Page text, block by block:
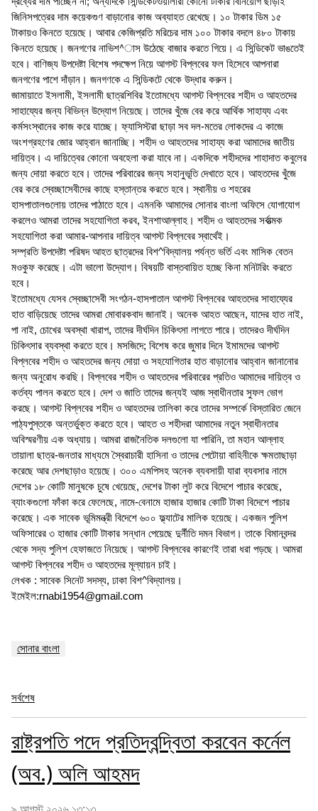
জিনিসপত্রের দাম কয়েকগুণ বাড়ানোর কাজ অব্যাহত রেখেছে। ১০ টাকার ডিম ১৫
টাকায়ও কিনতে হয়েছে। আবার কেজিপ্রতি মরিচের দাম ১০০ টাকার বদলে ৪৮০ টাকায়
কিনতে হয়েছে। জনগণের নাভিশ^াস উঠেছে বাজার করতে গিয়ে। এ সিন্ডিকেট ভাঙতেই
হবে। বাণিজ্য উপদেষ্টা বিশেষ পদক্ষেপ নিয়ে আগস্ট বিপ্লবের ফল হিসেবে আপনারা
জনগণের পাশে দাঁড়ান। জনগণকে এ সিন্ডিকটে থেকে উদ্ধার করুন।
জামায়াতে ইসলামী, ইসলামী ছাত্রশিবির ইতোমধ্যে আগস্ট বিপ্লবের শহীদ ও আহতদের
সাহায্যের জন্য বিভিন্ন উদ্যোগ নিয়েছে। তাদের খুঁজে বের করে আর্থিক সাহায্য এবং
কর্মসংস্থানের কাজ করে যাচ্ছে। ফ্যাসিস্টরা ছাড়া সব দল-মতের লোকদের এ কাজে
অংশগ্রহণের জোর আহ্বান জানাচ্ছি। শহীদ ও আহতদের সাহায্য করা আমাদের জাতীয়
দায়িত্ব। এ দায়িত্বের কোনো অবহেলা করা যাবে না। একদিকে শহীদদের শাহাদাত কবুলের
জন্য দোয়া করতে হবে। তাদের পরিবারের জন্য সহানুভূতি দেখাতে হবে। আহতদের খুঁজে
বের করে স্বেচ্ছাসেবীদের কাছে হস্তান্তর করতে হবে। স্থানীয় ও শহরের
হাসপাতালগুলোয় তাদের পাঠাতে হবে। এমনকি আমাদের সোনার বাংলা অফিসে যোগাযোগ
করলেও আমরা তাদের সহযোগিতা করব, ইনশাআল্লাহ। শহীদ ও আহতদের সর্বাত্মক
সহযোগিতা করা আমার-আপনার দায়িত্ব আগস্ট বিপ্লবের স্বার্থেই।
সম্প্রতি উপদেষ্টা পরিষদ আহত ছাত্রদের বিশ^বিদ্যালয় পর্যন্ত ভর্তি এবং মাসিক বেতন
মওকুফ করেছে। এটা ভালো উদ্যোগ। বিষয়টি বাস্তবায়িত হচ্ছে কিনা মনিটরিং করতে
হবে।
ইতোমধ্যে যেসব স্বেচ্ছাসেবী সংগঠন-হাসপাতাল আগস্ট বিপ্লবের আহতদের সাহায্যের
হাত বাড়িয়েছে তাদের আমরা মোবারকবাদ জানাই। অনেক আহত আছেন, যাদের হাত নাই,
পা নাই, চোখের অবস্থা খারাপ, তাদের দীর্ঘদিন চিকিৎসা লাগতে পারে। তাদেরও দীর্ঘদিন
চিকিৎসার ব্যবস্থা করতে হবে। মসজিদে; বিশেষ করে জুমার দিনে ইমামদের আগস্ট
বিপ্লবের শহীদ ও আহতদের জন্য দোয়া ও সহযোগিতার হাত বাড়ানোর আহ্বান জানানোর
জন্য অনুরোধ করছি। বিপ্লবের শহীদ ও আহতদের পরিবারের প্রতিও আমাদের দায়িত্ব ও
কর্তব্য পালন করতে হবে। দেশ ও জাতি তাদের জন্যই আজ স্বাধীনতার সুফল ভোগ
করছে। আগস্ট বিপ্লবের শহীদ ও আহতদের তালিকা করে তাদের সম্পর্কে বিস্তারিত জেনে
পাঠ্যপুস্তকে অন্তর্ভুক্ত করতে হবে। আহত ও শহীদরা আমাদের নতুন স্বাধীনতার
অবিস্মরণীয় এক অধ্যায়। আমরা রাজনৈতিক দলগুলো যা পারিনি, তা মহান আল্লাহ
তায়ালা ছাত্র-জনতার মাধ্যমে স্বৈরাচারী হাসিনা ও তাদের পেটোয়া বাহিনীকে ক্ষমতাছাড়া
করেছে আর দেশছাড়াও হয়েছে। ৩০০ এমপিসহ অনেক ব্যবসায়ী যারা ব্যবসার নামে
দেশের ১৮ কোটি মানুষকে চুষে খেয়েছে, দেশের টাকা লুট করে বিদেশে পাচার করেছে,
ব্যাংকগুলো ফাঁকা করে ফেলেছে, নামে-বেনামে হাজার হাজার কোটি টাকা বিদেশে পাচার
করেছে। এক সাবেক ভূমিমন্ত্রী বিদেশে ৬০০ ফ্ল্যাটের মালিক হয়েছে। একজন পুলিশ
অফিসারের ৩ হাজার কোটি টাকার সন্ধান পেয়েছে দুর্নীতি দমন বিভাগ। তাকে বিমানবন্দর
থেকে সদ্য পুলিশ হেফাজতে নিয়েছে। আগস্ট বিপ্লবের কারণেই তারা ধরা পড়ছে। আমরা
আগস্ট বিপ্লবের শহীদ ও আহতদের মূল্যায়ন চাই।
লেখক : সাবেক সিনেট সদস্য, ঢাকা বিশ^বিদ্যালয়।
ইমেইল:rnabi1954@gmail.com
সোনার বাংলা
সর্বশেষ
রাষ্ট্রপতি পদে প্রতিদ্বন্দ্বিতা করবেন কর্নেল
(অব.) অলি আহমদ